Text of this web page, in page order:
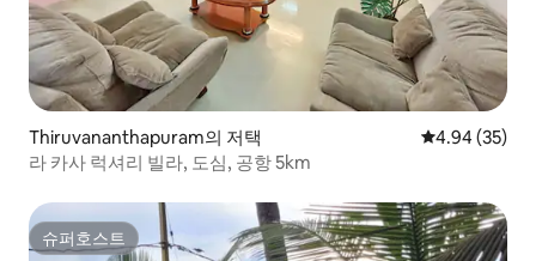
Thiruvananthapuram의 저택 평점 4.94점(5
4.94 (35)
라 카사 럭셔리 빌라, 도심, 공항 5km
슈퍼호스트
슈퍼호스트